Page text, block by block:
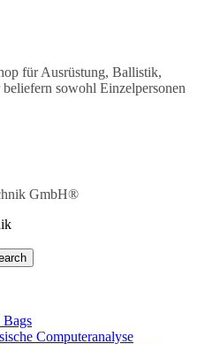
für Ausrüstung, Ballistik,
sowohl Einzelpersonen
GmbH®
Bags
Computeranalyse